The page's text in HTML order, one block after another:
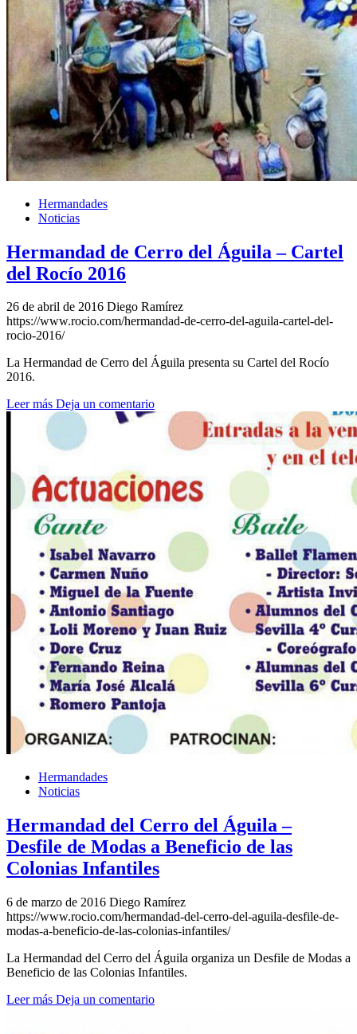
Hermandades
Noticias
Hermandad de Cerro del Águila – Cartel
del Rocío 2016
26 de abril de 2016 Diego Ramírez
https://www.rocio.com/hermandad-de-cerro-del-aguila-cartel-del-
rocio-2016/
La Hermandad de Cerro del Águila presenta su Cartel del Rocío
2016.
Leer más Deja un comentario
Hermandades
Noticias
Hermandad del Cerro del Águila –
Desfile de Modas a Beneficio de las
Colonias Infantiles
6 de marzo de 2016 Diego Ramírez
https://www.rocio.com/hermandad-del-cerro-del-aguila-desfile-de-
modas-a-beneficio-de-las-colonias-infantiles/
La Hermandad del Cerro del Águila organiza un Desfile de Modas a
Beneficio de las Colonias Infantiles.
Leer más Deja un comentario